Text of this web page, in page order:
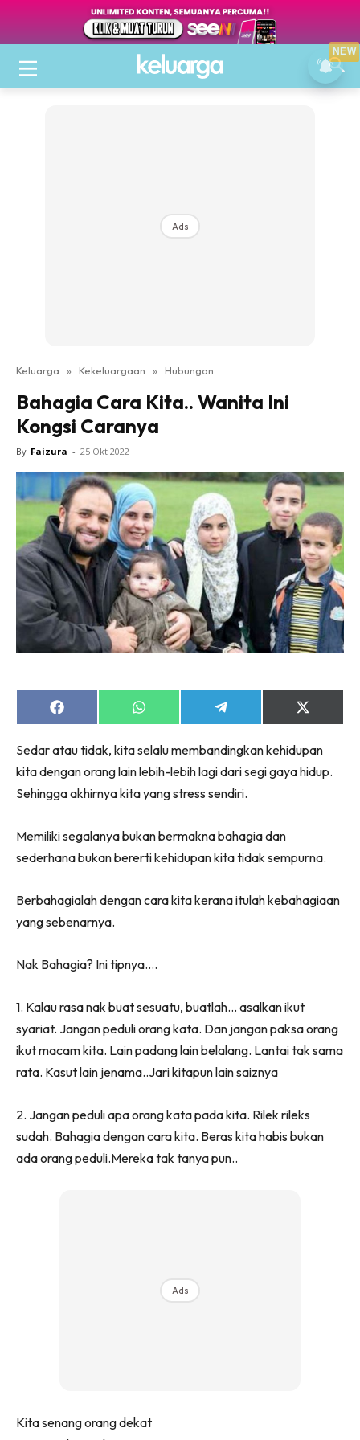
Ads
Keluarga » Kekeluargaan » Hubungan
Bahagia Cara Kita.. Wanita Ini
Kongsi Caranya
By Faizura - 25 Okt 2022
Share
on
Share
on
Share
on
Share
on
(Twitter)
Sedar atau tidak, kita selalu membandingkan kehidupan
kita dengan orang lain lebih-lebih lagi dari segi gaya hidup.
Sehingga akhirnya kita yang stress sendiri.
Memiliki segalanya bukan bermakna bahagia dan
sederhana bukan bererti kehidupan kita tidak sempurna.
Berbahagialah dengan cara kita kerana itulah kebahagiaan
yang sebenarnya.
Nak Bahagia? Ini tipnya….
1. Kalau rasa nak buat sesuatu, buatlah… asalkan ikut
syariat. Jangan peduli orang kata. Dan jangan paksa orang
ikut macam kita. Lain padang lain belalang. Lantai tak sama
rata. Kasut lain jenama..Jari kitapun lain saiznya
2. Jangan peduli apa orang kata pada kita. Rilek rileks
sudah. Bahagia dengan cara kita. Beras kita habis bukan
ada orang peduli.Mereka tak tanya pun..
Ads
Kita senang orang dekat
NEW